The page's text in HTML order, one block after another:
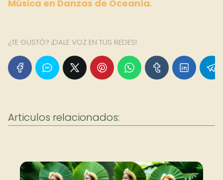
Música en Danzas de Oceanía.
¿TE GUSTÓ? ¡DALE VOZ EN TUS REDES!
Articulos relacionados: